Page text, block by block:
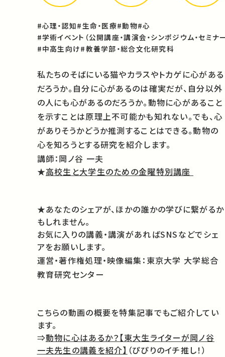
#心理・認知#生命・医療#動物#心
#学術イベント（公開講座・講演会・シンポジウム・セミナ
#中高生向け#教養学部・総合文化研究科
私たちのそばにいる猫やカラスやトカゲに心がある
だろうか。自分に心があるのは確実だが、自分以外
の人にも心があるのだろうか。動物に心があること
を示すことは原理上不可能かも知れない。でも、心
がありそうかどうか推測することはできる。動物の
心を知ろうとする研究を紹介します。
講師：岡ノ谷 一夫
★高校生と大学生のための金曜特別講座
★あなたのシェアが、ほかの誰かの学びに繋がるか
もしれません。
お気に入りの講義・講演があればSNSなどでシェ
アをお願いします。
運営・著作権処理・映像編集：東京大学 大学総合
教育研究センター
こちらの動画の概要を特集記事でもご紹介してい
ます。
⇒動物に心はあるか？【東大生ライターが岡ノ谷
一夫先生の講義を紹介】 （ぴぴりのイチ推し！）